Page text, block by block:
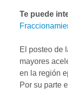
Te puede
El posteo de
mayores
en la región
Por su parte